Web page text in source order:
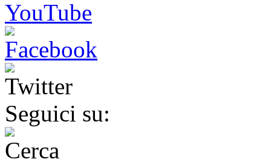
Seguici su: